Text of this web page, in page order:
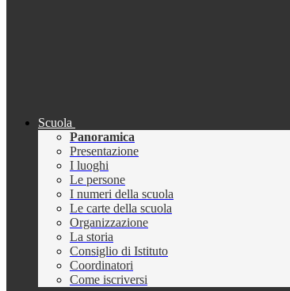
Scuola
Panoramica
Presentazione
I luoghi
Le persone
I numeri della scuola
Le carte della scuola
Organizzazione
La storia
Consiglio di Istituto
Coordinatori
Come iscriversi